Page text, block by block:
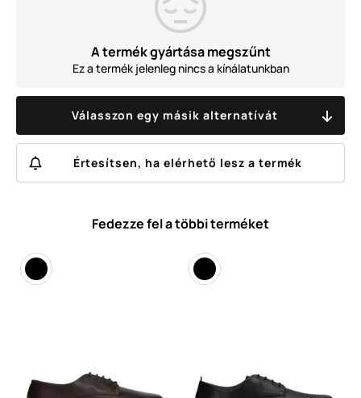
A termék gyártása megszűnt
Ez a termék jelenleg nincs a kínálatunkban
Válasszon egy másik alternatívát
Értesítsen, ha elérhető lesz a termék
Fedezze fel a többi terméket